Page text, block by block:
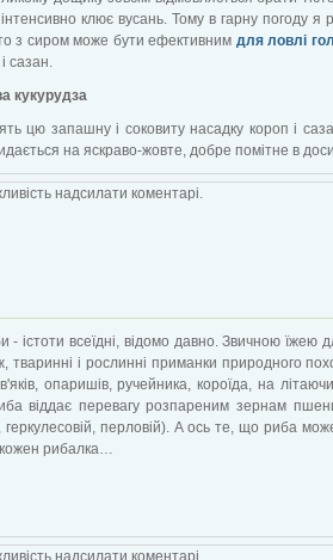
клює вусань. Тому в гарну погоду я
з сиром може бути ефективним для ловлі
сазан.
кукурудза
цю запашну і соковиту насадку короп і
на яскраво-жовте, добре помітне в
надсилати коментарі.
- істоти всеїдні, відомо давно. Звичною їжею
тваринні і рослинні приманки природного
опаришів, ручейника, короїда, на
віддає перевагу розпареним зернам
геркулесовій, перловій). А ось те, що риба
рибалка…
надсилати коментарі.